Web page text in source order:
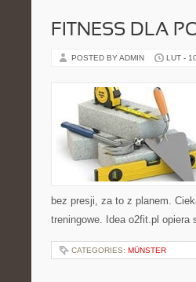
FITNESS DLA
POSTED BY ADMIN LUT -
bez presji, za to z planem.
treningowe. Idea o2fit.pl
CATEGORIES: MÜNSTER